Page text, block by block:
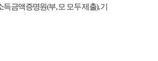
득금액증명원(부, 모 모두 제출), 기